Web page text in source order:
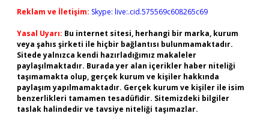
Reklam ve İletişim: Skype: live:.cid.575569c608265c69
Yasal Uyarı: Bu internet sitesi, herhangi bir marka, kurum
veya şahıs şirketi ile hiçbir bağlantısı bulunmamaktadır.
Sitede yalnızca kendi hazırladığımız makaleler
paylaşılmaktadır. Burada yer alan içerikler haber niteliği
taşımamakta olup, gerçek kurum ve kişiler hakkında
paylaşım yapılmamaktadır. Gerçek kurum ve kişiler ile isim
benzerlikleri tamamen tesadüfidir. Sitemizdeki bilgiler
taslak halindedir ve tavsiye niteliği taşımazlar.